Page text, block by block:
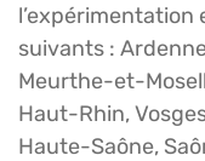
suivants :
Meurthe-et-
Haut-Rhin,
Haute-Saône,